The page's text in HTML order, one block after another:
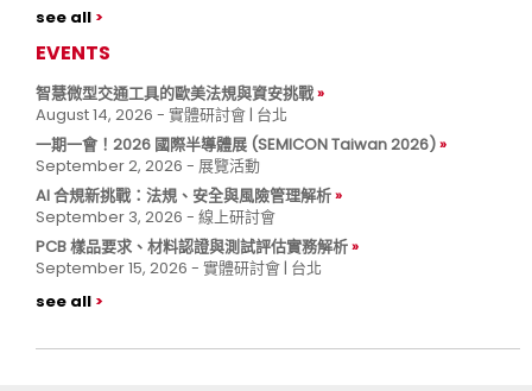
see all
EVENTS
智慧微型交通工具的歐美法規與資安挑戰
August 14, 2026 - 實體研討會 | 台北
一期一會！2026 國際半導體展 (SEMICON Taiwan 2026)
September 2, 2026 - 展覽活動
AI 合規新挑戰：法規、安全與風險管理解析
September 3, 2026 - 線上研討會
PCB 樣品要求、材料認證與測試評估實務解析
September 15, 2026 - 實體研討會 | 台北
see all